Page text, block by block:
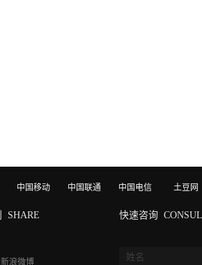
中国移动 中国联通 中国电信 土豆网
SHARE
新浪微博
快速咨询